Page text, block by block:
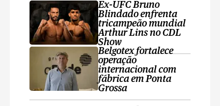
Ex-UFC Bruno
Blindado enfrenta
tricampeão mundial
Arthur Lins no CDL
Show
Belgotex fortalece
operação
internacional com
fábrica em Ponta
Grossa